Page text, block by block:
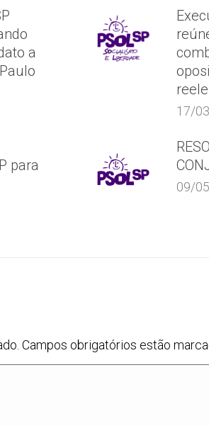
a
17/
para
09/
Campos obrigatórios estão